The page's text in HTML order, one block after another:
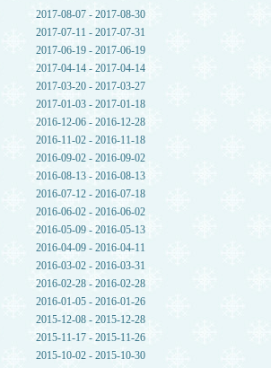
2017-08-07 - 2017-08-30
2017-07-11 - 2017-07-31
2017-06-19 - 2017-06-19
2017-04-14 - 2017-04-14
2017-03-20 - 2017-03-27
2017-01-03 - 2017-01-18
2016-12-06 - 2016-12-28
2016-11-02 - 2016-11-18
2016-09-02 - 2016-09-02
2016-08-13 - 2016-08-13
2016-07-12 - 2016-07-18
2016-06-02 - 2016-06-02
2016-05-09 - 2016-05-13
2016-04-09 - 2016-04-11
2016-03-02 - 2016-03-31
2016-02-28 - 2016-02-28
2016-01-05 - 2016-01-26
2015-12-08 - 2015-12-28
2015-11-17 - 2015-11-26
2015-10-02 - 2015-10-30